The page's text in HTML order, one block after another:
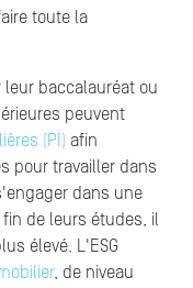
toute la
baccalauréat ou
peuvent
(PI) afin
pour travailler dans
dans une
de leurs études, il
élevé. L'ESG
, de niveau